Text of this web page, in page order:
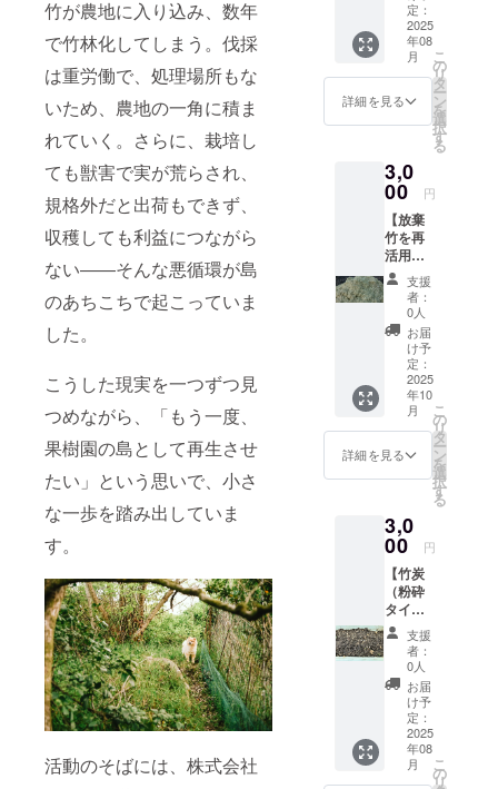
竹が農地に入り込み、数年
で竹林化してしまう。伐採
は重労働で、処理場所もな
いため、農地の一角に積ま
れていく。さらに、栽培し
ても獣害で実が荒らされ、
規格外だと出荷もできず、
収穫しても利益につながら
ない――そんな悪循環が島
のあちこちで起こっていま
した。
こうした現実を一つずつ見
つめながら、「もう一度、
果樹園の島として再生させ
たい」という思いで、小さ
な一歩を踏み出していま
す。
活動のそばには、株式会社
す。自然の
恵みを活か
し、人と土
地が豊かに
実る社会の
の地方と東
南アジアの
若者をつな
ぐ持続可能
なモデルづ
くりに挑戦
していま
そして今、
ティモール
島から農業
分野での人
送り出すた
めの新たな
拠点とし
て、大崎上
島での活動
を開始しま
この島に移
り住み、祖
父から受け
継いだ家と
礼の
メッ
セージ
をお送
りしま
す。
定：
2025
年08
月
詳細を見る
こ
の
リ
タ
ー
ン
を
選
択
す
る
3,0
00 円
【放棄
竹を再
活用し
た竹パ
ウダー
３㎏】
竹を細
かく粉
砕した
天然素
材。堆
肥や土
壌改
良、
ペット
周りの
ど多用
途に使
えま
す。化
学薬品
不使用
の環境
にやさ
しい循
環資源
です。
支援
者：
0人
お届
け予
定：
2025
年10
月
詳細を見る
こ
の
リ
タ
ー
ン
を
選
択
す
る
3,0
00 円
【竹炭
（粉砕
タイ
プ・
5kg）】
細かく
砕いた
竹炭
で、農
業や園
芸での
土壌改
支援
者：
0人
お届
け予
定：
2025
年08
月
こ
の
リ